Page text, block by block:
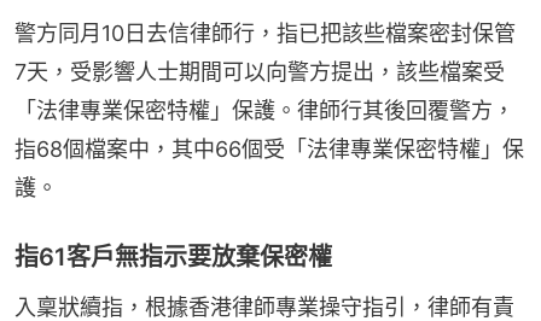
警方同月10日去信律師行，指已把該些檔案密封保管
7天，受影響人士期間可以向警方提出，該些檔案受
「法律專業保密特權」保護。律師行其後回覆警方，
指68個檔案中，其中66個受「法律專業保密特權」保
護。
指61客戶無指示要放棄保密權
入稟狀續指，根據香港律師專業操守指引，律師有責